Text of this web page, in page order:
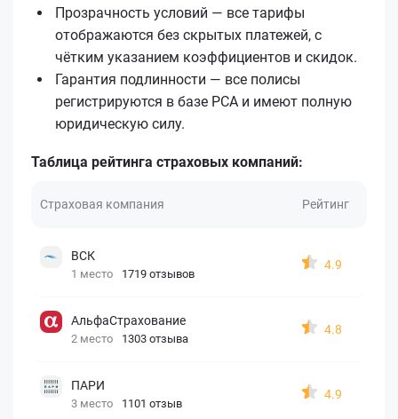
Прозрачность условий — все тарифы
отображаются без скрытых платежей, с
чётким указанием коэффициентов и скидок.
Гарантия подлинности — все полисы
регистрируются в базе РСА и имеют полную
юридическую силу.
Таблица рейтинга страховых компаний:
Страховая компания Рейтинг
ВСК
1 место 1719 отзывов
4.9
АльфаСтрахование
2 место 1303 отзыва
4.8
ПАРИ
3 место 1101 отзыв
4.9